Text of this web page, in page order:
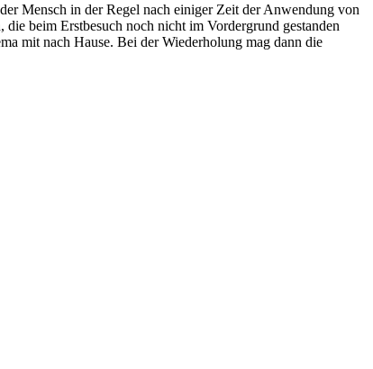
Mensch in der Regel nach einiger Zeit der Anwendung von
beim Erstbesuch noch nicht im Vordergrund gestanden
mit nach Hause. Bei der Wiederholung mag dann die